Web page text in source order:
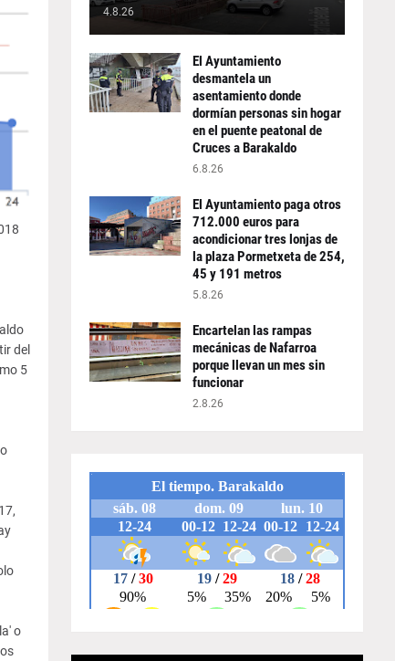
del
5
o
4.8.26
El Ayuntamiento
desmantela un
asentamiento donde
dormían personas sin hogar
en el puente peatonal de
Cruces a Barakaldo
6.8.26
El Ayuntamiento paga otros
712.000 euros para
acondicionar tres lonjas de
la plaza Pormetxeta de 254,
45 y 191 metros
5.8.26
Encartelan las rampas
mecánicas de Nafarroa
porque llevan un mes sin
funcionar
2.8.26